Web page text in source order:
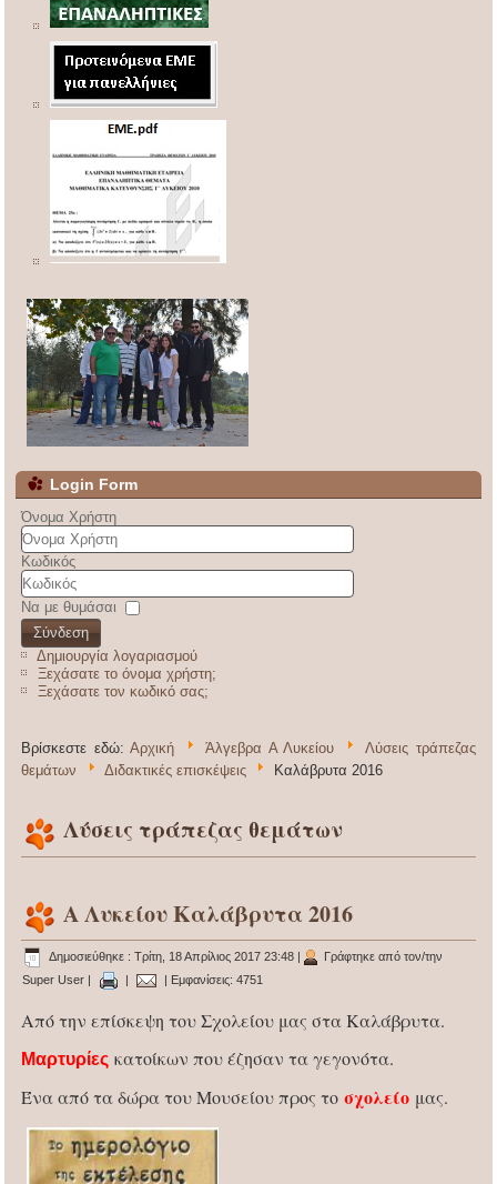
Login Form
Όνομα Χρήστη
Κωδικός
Να με θυμάσαι
Σύνδεση
Δημιουργία λογαριασμού
Ξεχάσατε το όνομα χρήστη;
Ξεχάσατε τον κωδικό σας;
Βρίσκεστε εδώ: Αρχική Άλγεβρα Α Λυκείου
Λύσεις τράπεζας
θεμάτων
Διδακτικές επισκέψεις Καλάβρυτα 2016
Λύσεις τράπεζας θεμάτων
Α Λυκείου Καλάβρυτα 2016
Δημοσιεύθηκε : Τρίτη, 18 Απρίλιος 2017 23:48 |
Γράφτηκε από τον/την
Super User | | | Εμφανίσεις: 4751
Από την επίσκεψη του Σχολείου μας στα Καλάβρυτα.
Μαρτυρίες κατοίκων που έζησαν τα γεγονότα.
Ένα από τα δώρα του Μουσείου προς τοσχολείο μας.